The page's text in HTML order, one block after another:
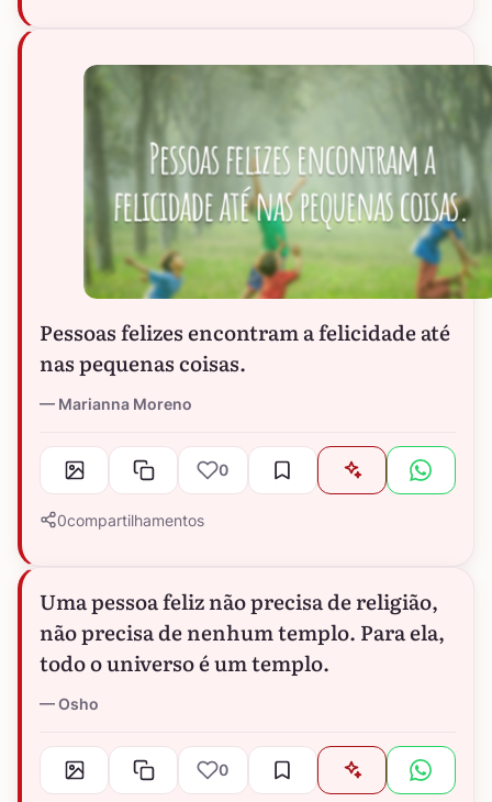
Pessoas felizes encontram a felicidade até
nas pequenas coisas.
Marianna Moreno
0
0compartilhamentos
Uma pessoa feliz não precisa de religião,
não precisa de nenhum templo. Para ela,
todo o universo é um templo.
Osho
0